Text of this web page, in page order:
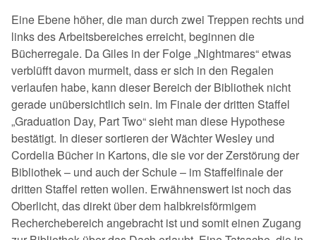
Eine Ebene höher, die man durch zwei Treppen rechts und
links des Arbeitsbereiches erreicht, beginnen die
Bücherregale. Da Giles in der Folge „Nightmares“ etwas
verblüfft davon murmelt, dass er sich in den Regalen
verlaufen habe, kann dieser Bereich der Bibliothek nicht
gerade unübersichtlich sein. Im Finale der dritten Staffel
„Graduation Day, Part Two“ sieht man diese Hypothese
bestätigt. In dieser sortieren der Wächter Wesley und
Cordelia Bücher in Kartons, die sie vor der Zerstörung der
Bibliothek – und auch der Schule – im Staffelfinale der
dritten Staffel retten wollen. Erwähnenswert ist noch das
Oberlicht, das direkt über dem halbkreisförmigem
Recherchebereich angebracht ist und somit einen Zugang